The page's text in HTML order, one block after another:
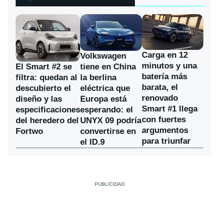
El Smart #2 se
filtra: quedan al
descubierto el
diseño y las
especificaciones
del heredero del
Fortwo
Volkswagen
tiene en China
la berlina
eléctrica que
Europa está
esperando: el
UNYX 09 podría
convertirse en
el ID.9
Carga en 12
minutos y una
batería más
barata, el
renovado
Smart #1 llega
con fuertes
argumentos
para triunfar